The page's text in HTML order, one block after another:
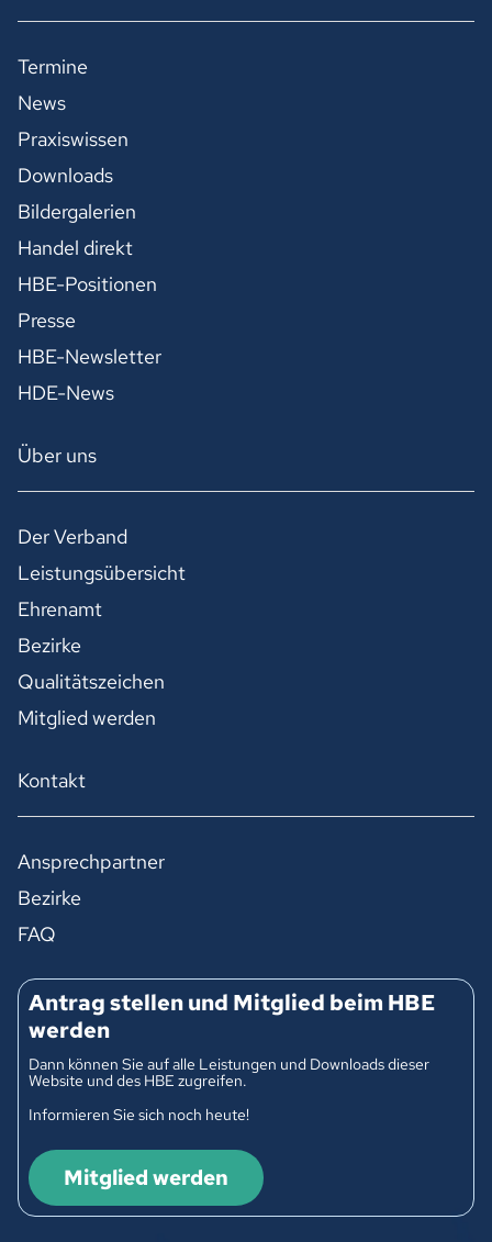
Termine
News
Praxiswissen
Downloads
Bildergalerien
Handel direkt
HBE-Positionen
Presse
HBE-Newsletter
HDE-News
Über uns
Der Verband
Leistungsübersicht
Ehrenamt
Bezirke
Qualitätszeichen
Mitglied werden
Kontakt
Ansprechpartner
Bezirke
FAQ
Antrag stellen und Mitglied beim HBE
werden
Dann können Sie auf alle Leistungen und Downloads dieser
Website und des HBE zugreifen.
Informieren Sie sich noch heute!
Mitglied werden